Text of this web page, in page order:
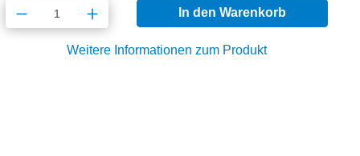
Produkt Anzahl: Gib den gewünschten
In den Warenkorb
Weitere Informationen zum Produkt